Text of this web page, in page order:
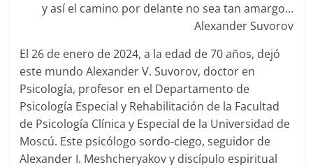
y así el camino por delante no sea tan amargo…
Alexander Suvorov
El 26 de enero de 2024, a la edad de 70 años, dejó
este mundo Alexander V. Suvorov, doctor en
Psicología, profesor en el Departamento de
Psicología Especial y Rehabilitación de la Facultad
de Psicología Clínica y Especial de la Universidad de
Moscú. Este psicólogo sordo-ciego, seguidor de
Alexander I. Meshcheryakov y discípulo espiritual